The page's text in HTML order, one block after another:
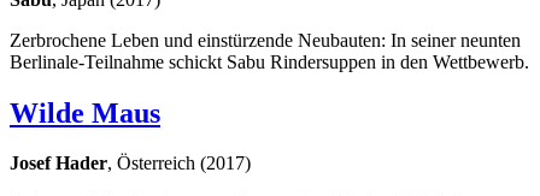
Zerbrochene Leben und einstürzende Neubauten: In seiner neunten
Berlinale-Teilnahme schickt Sabu Rindersuppen in den Wettbewerb.
Wilde Maus
Josef Hader, Österreich (2017)